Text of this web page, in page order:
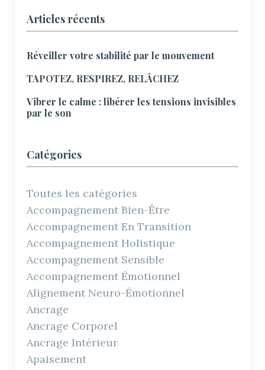
Articles récents
Réveiller votre stabilité par le mouvement
TAPOTEZ, RESPIREZ, RELÂCHEZ
Vibrer le calme : libérer les tensions invisibles
par le son
Catégories
Toutes les catégories
Accompagnement Bien-Être
Accompagnement En Transition
Accompagnement Holistique
Accompagnement Sensible
Accompagnement Émotionnel
Alignement Neuro-Émotionnel
Ancrage
Ancrage Corporel
Ancrage Intérieur
Apaisement